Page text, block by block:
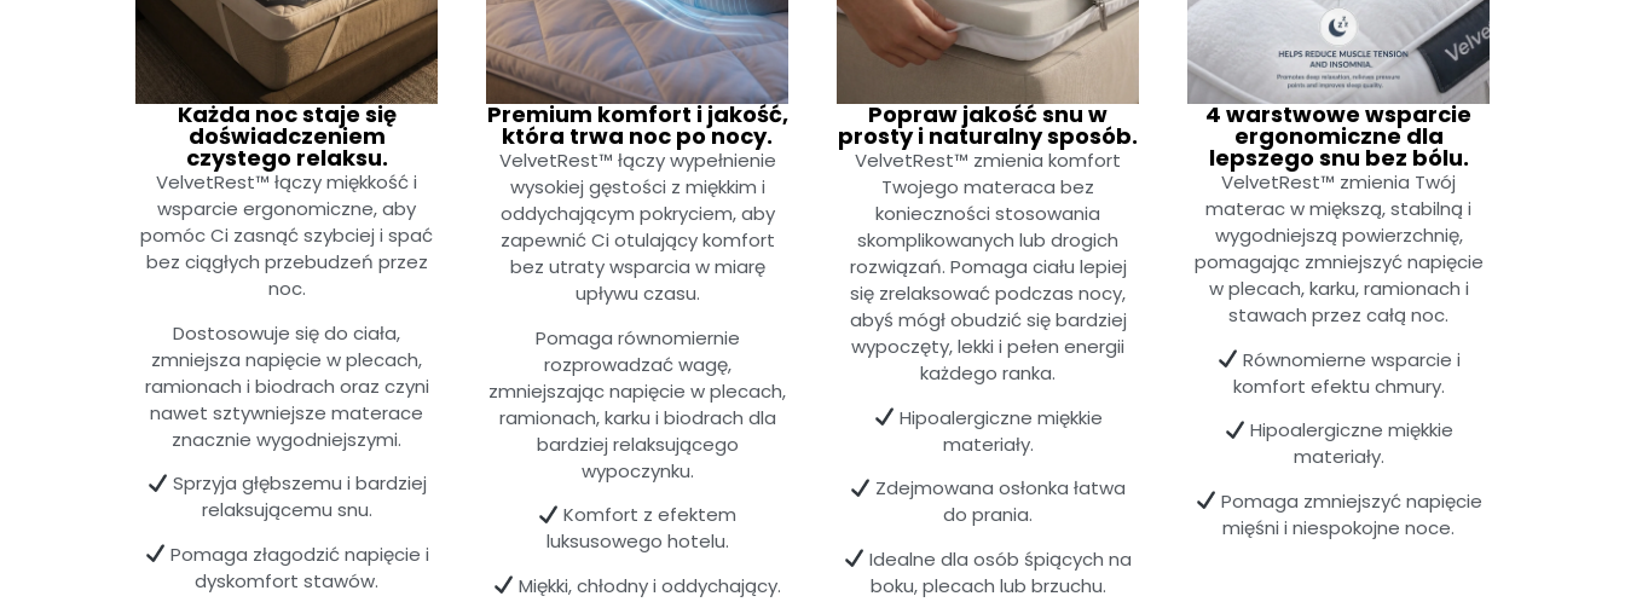
Każda noc staje się
doświadczeniem
czystego relaksu.
VelvetRest™ łączy miękkość i
wsparcie ergonomiczne, aby
pomóc Ci zasnąć szybciej i spać
bez ciągłych przebudzeń przez
noc.
Dostosowuje się do ciała,
zmniejsza napięcie w plecach,
ramionach i biodrach oraz czyni
nawet sztywniejsze materace
znacznie wygodniejszymi.
Sprzyja głębszemu i bardziej
relaksującemu snu.
Pomaga złagodzić napięcie i
dyskomfort stawów.
Premium komfort i jakość,
która trwa noc po nocy.
VelvetRest™ łączy wypełnienie
wysokiej gęstości z miękkim i
oddychającym pokryciem, aby
zapewnić Ci otulający komfort
bez utraty wsparcia w miarę
upływu czasu.
Pomaga równomiernie
rozprowadzać wagę,
zmniejszając napięcie w plecach,
ramionach, karku i biodrach dla
bardziej relaksującego
wypoczynku.
Komfort z efektem
luksusowego hotelu.
Miękki, chłodny i oddychający.
Popraw jakość snu w
prosty i naturalny sposób.
VelvetRest™ zmienia komfort
Twojego materaca bez
konieczności stosowania
skomplikowanych lub drogich
rozwiązań. Pomaga ciału lepiej
się zrelaksować podczas nocy,
abyś mógł obudzić się bardziej
wypoczęty, lekki i pełen energii
każdego ranka.
Hipoalergiczne miękkie
materiały.
Zdejmowana osłonka łatwa
do prania.
Idealne dla osób śpiących na
boku, plecach lub brzuchu.
4 warstwowe wsparcie
ergonomiczne dla
lepszego snu bez bólu.
VelvetRest™ zmienia Twój
materac w miększą, stabilną i
wygodniejszą powierzchnię,
pomagając zmniejszyć napięcie
w plecach, karku, ramionach i
stawach przez całą noc.
Równomierne wsparcie i
komfort efektu chmury.
Hipoalergiczne miękkie
materiały.
Pomaga zmniejszyć napięcie
mięśni i niespokojne noce.